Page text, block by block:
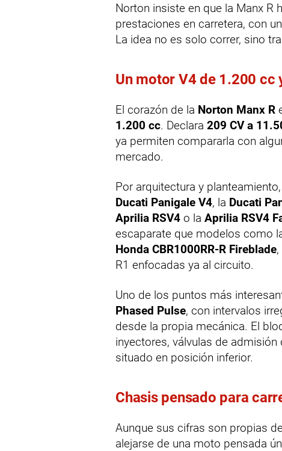
Norton insiste en que la Manx R
prestaciones en carretera, con
La idea no es solo correr, sino
Un motor V4 de 1.200 cc
El corazón de la Norton Manx R
1.200 cc. Declara 209 CV a
ya permiten compararla con
mercado.
Por arquitectura y
Ducati Panigale V4, la Ducati
Aprilia RSV4 o la Aprilia RSV4
escaparate que modelos como
Honda CBR1000RR-R Fireblade,
R1 enfocadas ya al circuito.
Uno de los puntos más
Phased Pulse, con intervalos
desde la propia mecánica. El
inyectores, válvulas de
situado en posición inferior.
Chasis pensado para
Aunque sus cifras son propias
alejarse de una moto pensada